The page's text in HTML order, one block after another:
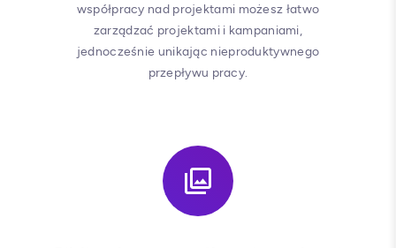
współpracy nad projektami możesz łatwo
zarządzać projektami i kampaniami,
jednocześnie unikając nieproduktywnego
przepływu pracy.